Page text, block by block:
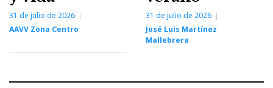
31 de julio de 2026
AAVV Zona Centro
31 de julio de 2026
José Luis Martínez
Mallebrera